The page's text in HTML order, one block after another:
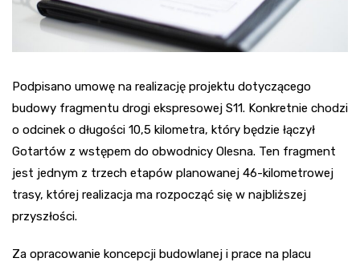
Podpisano umowę na realizację projektu dotyczącego
budowy fragmentu drogi ekspresowej S11. Konkretnie chodzi
o odcinek o długości 10,5 kilometra, który będzie łączył
Gotartów z wstępem do obwodnicy Olesna. Ten fragment
jest jednym z trzech etapów planowanej 46-kilometrowej
trasy, której realizacja ma rozpocząć się w najbliższej
przyszłości.
Za opracowanie koncepcji budowlanej i prace na placu